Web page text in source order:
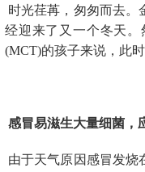
时光荏苒，匆匆而去。
经迎来了又一个冬天
(MCT)的孩子来说，此
感冒易滋生大量细菌，
由于天气原因感冒发烧